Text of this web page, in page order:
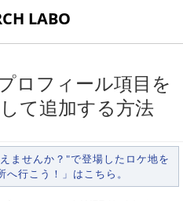
LABO
ロフィール項目を
て追加する方法
ませんか？"で登場したロケ地を
行こう！」はこちら。